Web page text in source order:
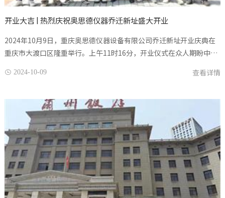
开业大吉 | 热烈庆祝奥思德仪器乔迁新址盛大开业
2024年10月9日，重庆奥思德仪器设备有限公司乔迁新址开业庆典在
重庆市大渡口区隆重举行。上午11时16分，开业仪式在众人期盼中正
共同为奥思德仪器新址...
 2024-10-09 查看详情